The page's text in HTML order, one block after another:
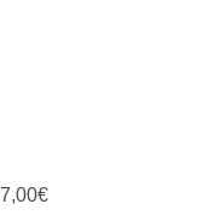
7,00€